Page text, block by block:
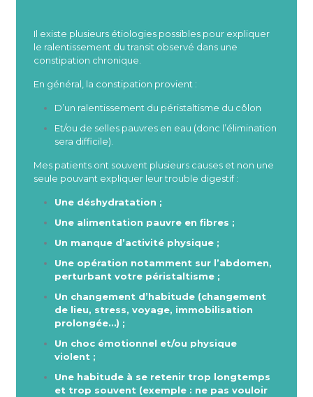
Il existe plusieurs étiologies possibles pour expliquer
le ralentissement du transit observé dans une
constipation chronique.
En général, la constipation provient :
D’un ralentissement du péristaltisme du côlon
Et/ou de selles pauvres en eau (donc l’élimination
sera difficile).
Mes patients ont souvent plusieurs causes et non une
seule pouvant expliquer leur trouble digestif :
Une déshydratation ;
Une alimentation pauvre en fibres ;
Un manque d’activité physique ;
Une opération notamment sur l’abdomen,
perturbant votre péristaltisme ;
Un changement d’habitude (changement
de lieu, stress, voyage, immobilisation
prolongée…) ;
Un choc émotionnel et/ou physique
violent ;
Une habitude à se retenir trop longtemps
et trop souvent (exemple : ne pas vouloir